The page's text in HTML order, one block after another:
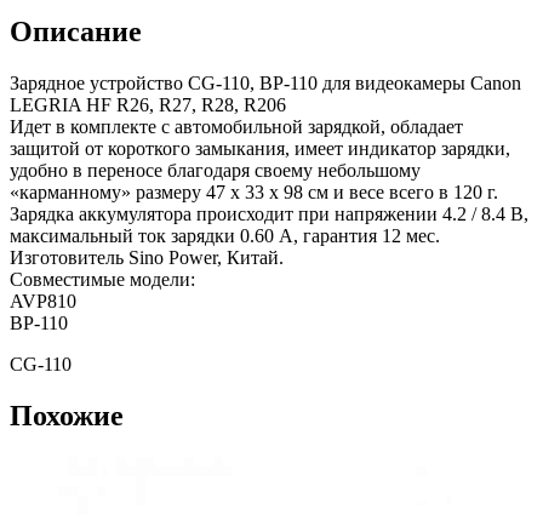
Описание
Зарядное устройство CG-110, BP-110 для видеокамеры Canon
LEGRIA HF R26, R27, R28, R206
Идет в комплекте с автомобильной зарядкой, обладает
защитой от короткого замыкания, имеет индикатор зарядки,
удобно в переносе благодаря своему небольшому
«карманному» размеру 47 x 33 x 98 см и весе всего в 120 г.
Зарядка аккумулятора происходит при напряжении 4.2 / 8.4 В,
максимальный ток зарядки 0.60 А, гарантия 12 мес.
Изготовитель Sino Power, Китай.
Совместимые модели:
AVP810
BP-110
CG-110
Похожие